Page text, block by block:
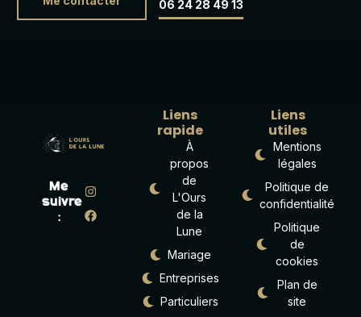
06 24 28 49 13
Me
suivre
:
Liens
rapide
À
propos
de
L'Ours
de la
Lune
Mariage
Entreprises
Particuliers
Liens
utiles
Mentions
légales
Politique de
confidentialité
Politique
de
cookies
Plan de
site